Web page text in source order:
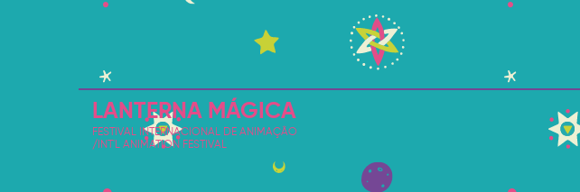
LANTERNA MÁGICA
FESTIVAL INTERNACIONAL DE ANIMAÇÃO
/INT'L ANIMATION FESTIVAL